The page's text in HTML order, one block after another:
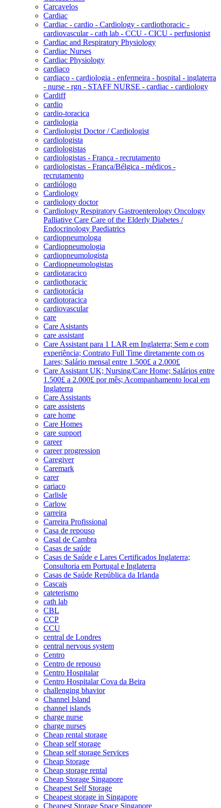
Carcavelos
Cardiac
Cardiac - cardio - Cardiology - cardiothoracic -
cardiovascular - cath lab - CCU - CICU - perfusionist
Cardiac and Respiratory Physiology
Cardiac Nurses
Cardiac Physiology
cardiaco
cardiaco - cardiologia - enfermeira - hospital - inglaterra
- nurse - rgn - STAFF NURSE - cardiac - cardiology
Cardiff
cardio
cardio-toracica
cardiologia
Cardiologist Doctor / Cardiologist
cardiologista
cardiologistas
cardiologistas - França - recrutamento
cardiologistas - França/Bélgica - médicos -
recrutamento
cardiólogo
Cardiology
cardiology doctor
Cardiology Respiratory Gastroenterology Oncology
Palliative Care Care of the Elderly Diabetes /
Endocrinology Paediatrics
cardiopneumologa
Cardiopneumologia
cardiopneumologista
Cardiopneumologistas
cardiotaracico
cardiothoracic
cardiotorácia
cardiotoracica
cardiovascular
care
Care Asistants
care assistant
Care Assistant para 1 LAR em Inglaterra; Sem e com
experiência; Contrato Full Time diretamente com os
Lares; Salário mensal entre 1.500£ a 2.000£
Care Assistant UK; Nursing/Care Home; Salários entre
1.500£ a 2.000£ por mês; Acompanhamento local em
Inglaterra
Care Assistants
care assistens
care home
Care Homes
care support
career
career progression
Caregiver
Caremark
carer
cariaco
Carlisle
Carlow
carreira
Carreira Profissional
Casa de repouso
Casal de Cambra
Casas de saúde
Casas de Saúde e Lares Certificados Inglaterra;
Consultoria em Portugal e Inglaterra
Casas de Saúde República da Irlanda
Cascais
cateterismo
cath lab
CBL
CCP
CCU
central de Londres
central nervous system
Centro
Centro de repouso
Centro Hospitalar
Centro Hospitalar Cova da Beira
challenging bhavior
Channel Island
channel islands
charge nurse
charge nurses
Cheap rental storage
Cheap self storage
Cheap self storage Services
Cheap Storage
Cheap storage rental
Cheap Storage Singapore
Cheapest Self Storage
Cheapest storage in Singapore
Cheapest Storage Space Singapore